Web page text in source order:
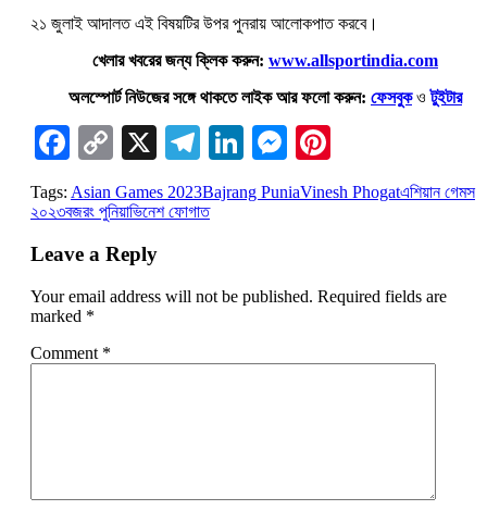
২১ জুলাই আদালত এই বিষয়টির উপর পুনরায় আলোকপাত করবে।
খেলার খবরের জন্য ক্লিক করুন: www.allsportindia.com
অলস্পোর্ট নিউজের সঙ্গে থাকতে লাইক আর ফলো করুন: ফেসবুকওটুইটার
Facebook
Copy
Link
X Telegram
LinkedIn
Messenger
Tags: Asian Games 2023Bajrang PuniaVinesh Phogatএশিয়ান গেমস
২০২৩বজরং পুনিয়াভিনেশ ফোগাত
Leave a Reply
Your email address will not be published. Required fields are
marked *
Comment *